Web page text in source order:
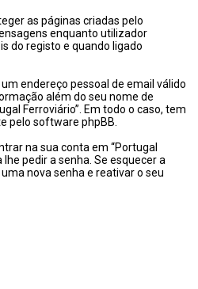
as páginas criadas pelo
enquanto utilizador
do registo e quando ligado
endereço pessoal de email válido
além do seu nome de
Ferroviário”. Em todo o caso, tem
pelo software phpBB.
na sua conta em “Portugal
pedir a senha. Se esquecer a
nova senha e reativar o seu